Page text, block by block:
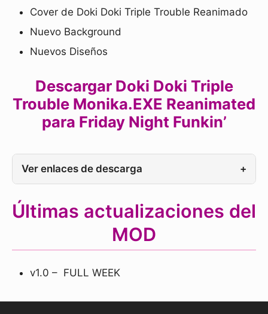
Cover de Doki Doki Triple Trouble Reanimado
Nuevo Background
Nuevos Diseños
Descargar Doki Doki Triple
Trouble Monika.EXE Reanimated
para Friday Night Funkin’
Ver enlaces de descarga +
Últimas actualizaciones del
MOD
v1.0 – FULL WEEK